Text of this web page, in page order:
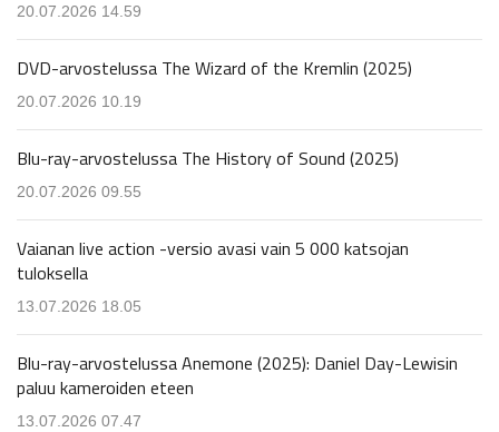
20.07.2026 14.59
DVD-arvostelussa The Wizard of the Kremlin (2025)
20.07.2026 10.19
Blu-ray-arvostelussa The History of Sound (2025)
20.07.2026 09.55
Vaianan live action -versio avasi vain 5 000 katsojan
tuloksella
13.07.2026 18.05
Blu-ray-arvostelussa Anemone (2025): Daniel Day-Lewisin
paluu kameroiden eteen
13.07.2026 07.47